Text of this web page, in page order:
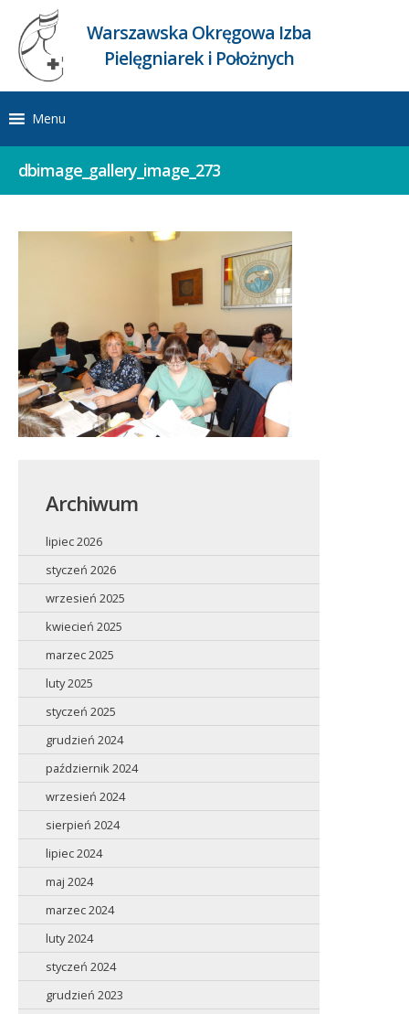
Warszawska Okręgowa Izba
Pielęgniarek i Położnych
Menu
dbimage_gallery_image_273
Archiwum
lipiec 2026
styczeń 2026
wrzesień 2025
kwiecień 2025
marzec 2025
luty 2025
styczeń 2025
grudzień 2024
październik 2024
wrzesień 2024
sierpień 2024
lipiec 2024
maj 2024
marzec 2024
luty 2024
styczeń 2024
grudzień 2023